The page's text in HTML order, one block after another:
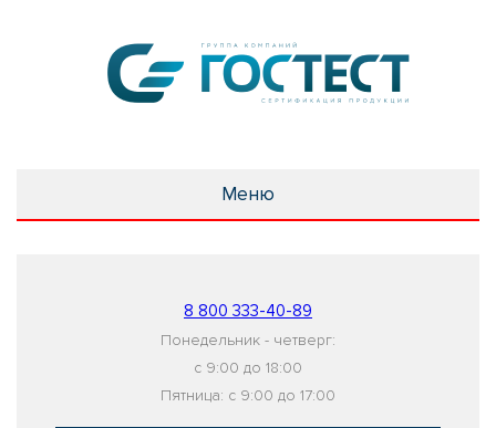
Меню
8 800 333-40-89
Понедельник - четверг:
с 9:00 до 18:00
Пятница: с 9:00 до 17:00